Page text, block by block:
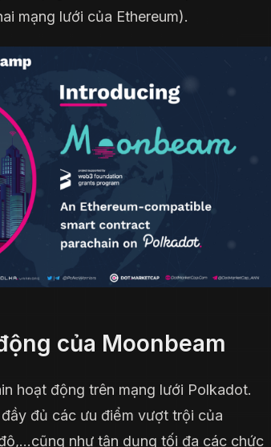
mạng lưới của Ethereum).
của Moonbeam
hoạt động trên mạng lưới Polkadot.
đủ các ưu điểm vượt trội của
như tận dụng tối đa các chức